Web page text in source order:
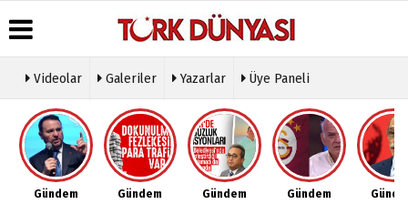
Üye Paneli
Haber
Arşivi
Gazete
Arşivi
Hava
Durumu
Gazete
Manşetleri
Anketler
Köşe
Yazarları
Video
Galeri
Foto
Künye
İletişim
Çerez
Politikası
Videolar Galeriler Yazarlar Üye Paneli
Gündem Gündem Gündem Gündem